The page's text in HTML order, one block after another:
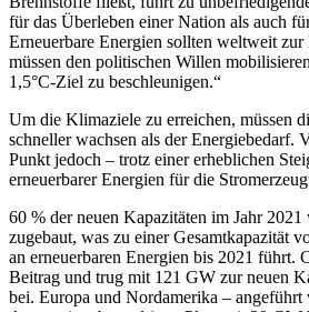
für das Überleben einer Nation als auch
Erneuerbare Energien sollten weltweit
müssen den politischen Willen
1,5°C-Ziel zu beschleunigen.“
Um die Klimaziele zu erreichen, müssen
schneller wachsen als der Energiebedarf.
Punkt jedoch – trotz einer erheblichen
erneuerbarer Energien für die
60 % der neuen Kapazitäten im Jahr
zugebaut, was zu einer Gesamtkapazität
an erneuerbaren Energien bis 2021 führt.
Beitrag und trug mit 121 GW zur neuen
bei. Europa und Nordamerika –